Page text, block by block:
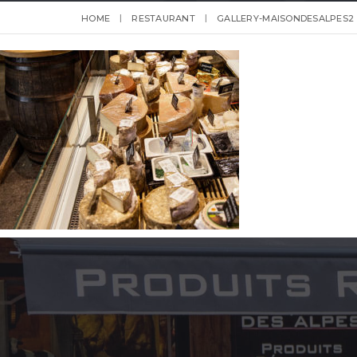
HOME RESTAURANT GALLERY-MAISONDESALPES2